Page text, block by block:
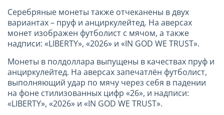
Серебряные монеты также отчеканены в двух
вариантах – пруф и анциркулейтед. На аверсах
монет изображен футболист с мячом, а также
надписи: «LIBERTY», «2026» и «IN GOD WE TRUST».
Монеты в полдоллара выпущены в качествах пруф и
анциркулейтед. На аверсах запечатлён футболист,
выполняющий удар по мячу через себя в падении
на фоне стилизованных цифр «26», и надписи:
«LIBERTY», «2026» и «IN GOD WE TRUST».